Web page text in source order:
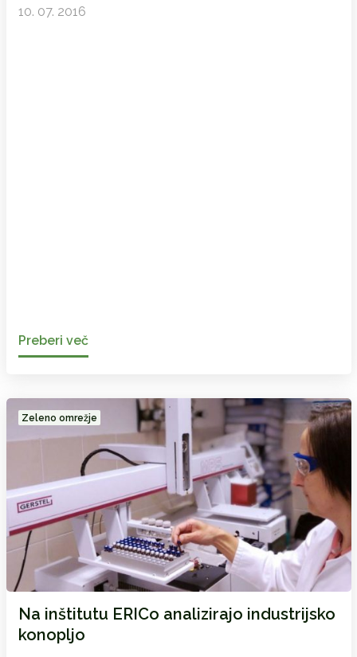
10. 07. 2016
Preberi več
Zeleno omrežje
Na inštitutu ERICo analizirajo industrijsko
konopljo